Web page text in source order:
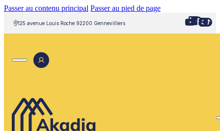
Passer au contenu principal Passer au pied de page
125 avenue Louis Roche 92200 Gennevilliers